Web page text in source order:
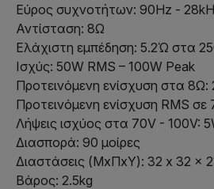
Εύρος συχνοτήτων: 90Hz -
Αντίσταση: 8Ω
Ελάχιστη εμπέδηση: 5.2Ώ στα
Ισχύς: 50W RMS – 100W Peak
Προτεινόμενη ενίσχυση στα 8Ω:
Προτεινόμενη ενίσχυση RMS
Λήψεις ισχύος στα 70V - 100V:
Διασπορά: 90 μοίρες
Διαστάσεις (ΜxΠxΥ): 32 x 32 x
Βάρος: 2.5kg